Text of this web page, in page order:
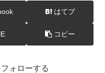
はてブ
コピー
ォローする